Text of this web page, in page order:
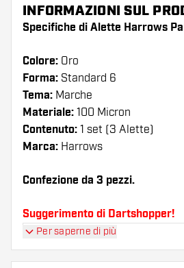
INFORMAZIONI SUL
Specifiche di Alette Harrows
Colore: Oro
Forma: Standard 6
Tema: Marche
Materiale: 100 Micron
Contenuto: 1 set (3 Alette)
Marca: Harrows
Confezione da 3 pezzi.
Suggerimento di Dartshopper!
numero di alette e di astine.
Per saperne di più